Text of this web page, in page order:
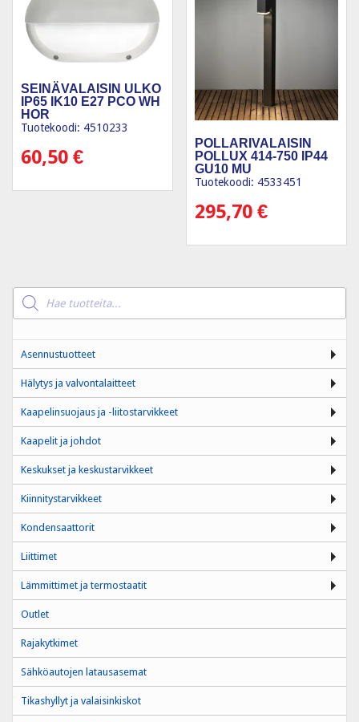
SEINÄVALAISIN ULKO
IP65 IK10 E27 PCO WH
HOR
Tuotekoodi: 4510233
60,50 €
POLLARIVALAISIN
POLLUX 414-750 IP44
GU10 MU
Tuotekoodi: 4533451
295,70€
Products
search
Asennustuotteet
Hälytys ja valvontalaitteet
Kaapelinsuojaus ja -liitostarvikkeet
Kaapelit ja johdot
Keskukset ja keskustarvikkeet
Kiinnitystarvikkeet
Kondensaattorit
Liittimet
Lämmittimet ja termostaatit
Outlet
Rajakytkimet
Sähköautojen latausasemat
Tikashyllyt ja valaisinkiskot